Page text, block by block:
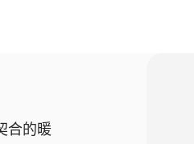
合的暖